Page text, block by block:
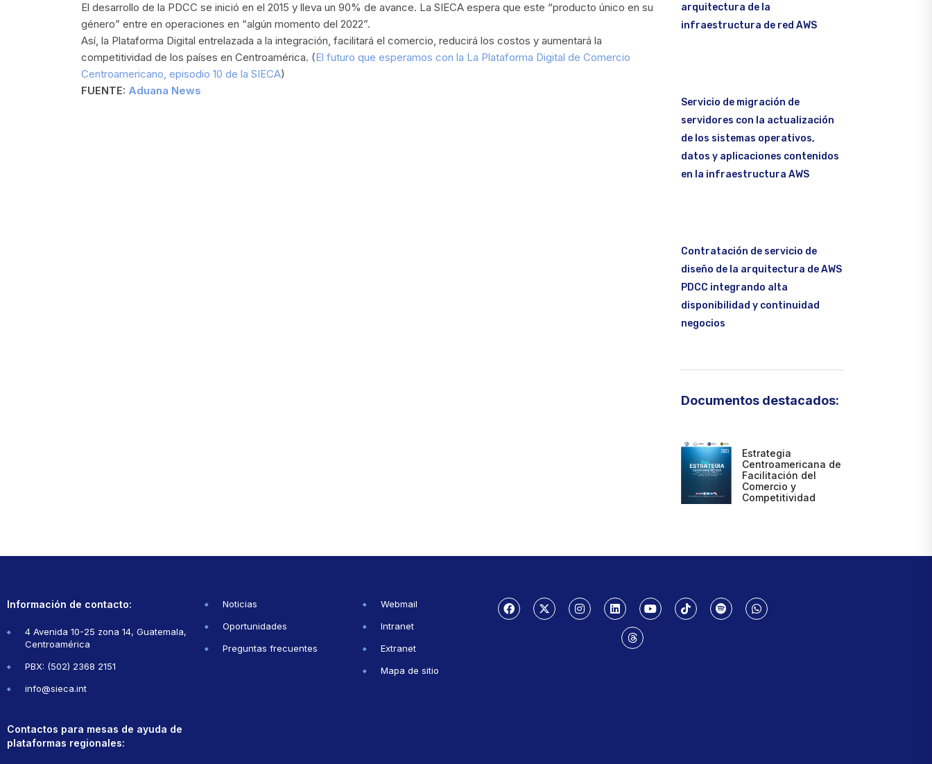
El desarrollo de la PDCC se inició en el 2015 y lleva un 90% de avance. La SIECA espera que este “producto único en su
género” entre en operaciones en “algún momento del 2022”.
Así, la Plataforma Digital entrelazada a la integración, facilitará el comercio, reducirá los costos y aumentará la
competitividad de los países en Centroamérica. (El futuro que esperamos con la La Plataforma Digital de Comercio
Centroamericano, episodio 10 de la SIECA)
FUENTE: Aduana News
arquitectura de la
infraestructura de red AWS
Servicio de migración de
servidores con la actualización
de los sistemas operativos,
datos y aplicaciones contenidos
en la infraestructura AWS
Contratación de servicio de
diseño de la arquitectura de AWS
PDCC integrando alta
disponibilidad y continuidad
negocios
Documentos destacados:
Estrategia
Centroamericana de
Facilitación del
Comercio y
Competitividad
Información de contacto:
4 Avenida 10-25 zona 14, Guatemala,
Centroamérica
PBX: (502) 2368 2151
info@sieca.int
Contactos para mesas de ayuda de
plataformas regionales:
Noticias
Oportunidades
Preguntas frecuentes
Webmail
Intranet
Extranet
Mapa de sitio